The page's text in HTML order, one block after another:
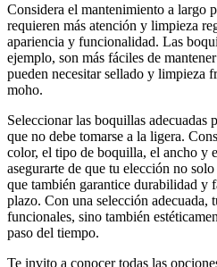
Considera el mantenimiento a largo
requieren más atención y limpieza
apariencia y funcionalidad. Las
ejemplo, son más fáciles de
pueden necesitar sellado y limpieza
moho.
Seleccionar las boquillas adecuadas
que no debe tomarse a la ligera.
color, el tipo de boquilla, el ancho y
asegurarte de que tu elección no
que también garantice durabilidad y
plazo. Con una selección adecuada,
funcionales, sino también
paso del tiempo.
Te invito a conocer todas las